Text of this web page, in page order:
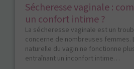
Sécheresse vaginale :
un confort intime ?
La sécheresse vaginale est un
concerne de nombreuses femmes.
naturelle du vagin ne fonctionne
entraînant un inconfort intime…